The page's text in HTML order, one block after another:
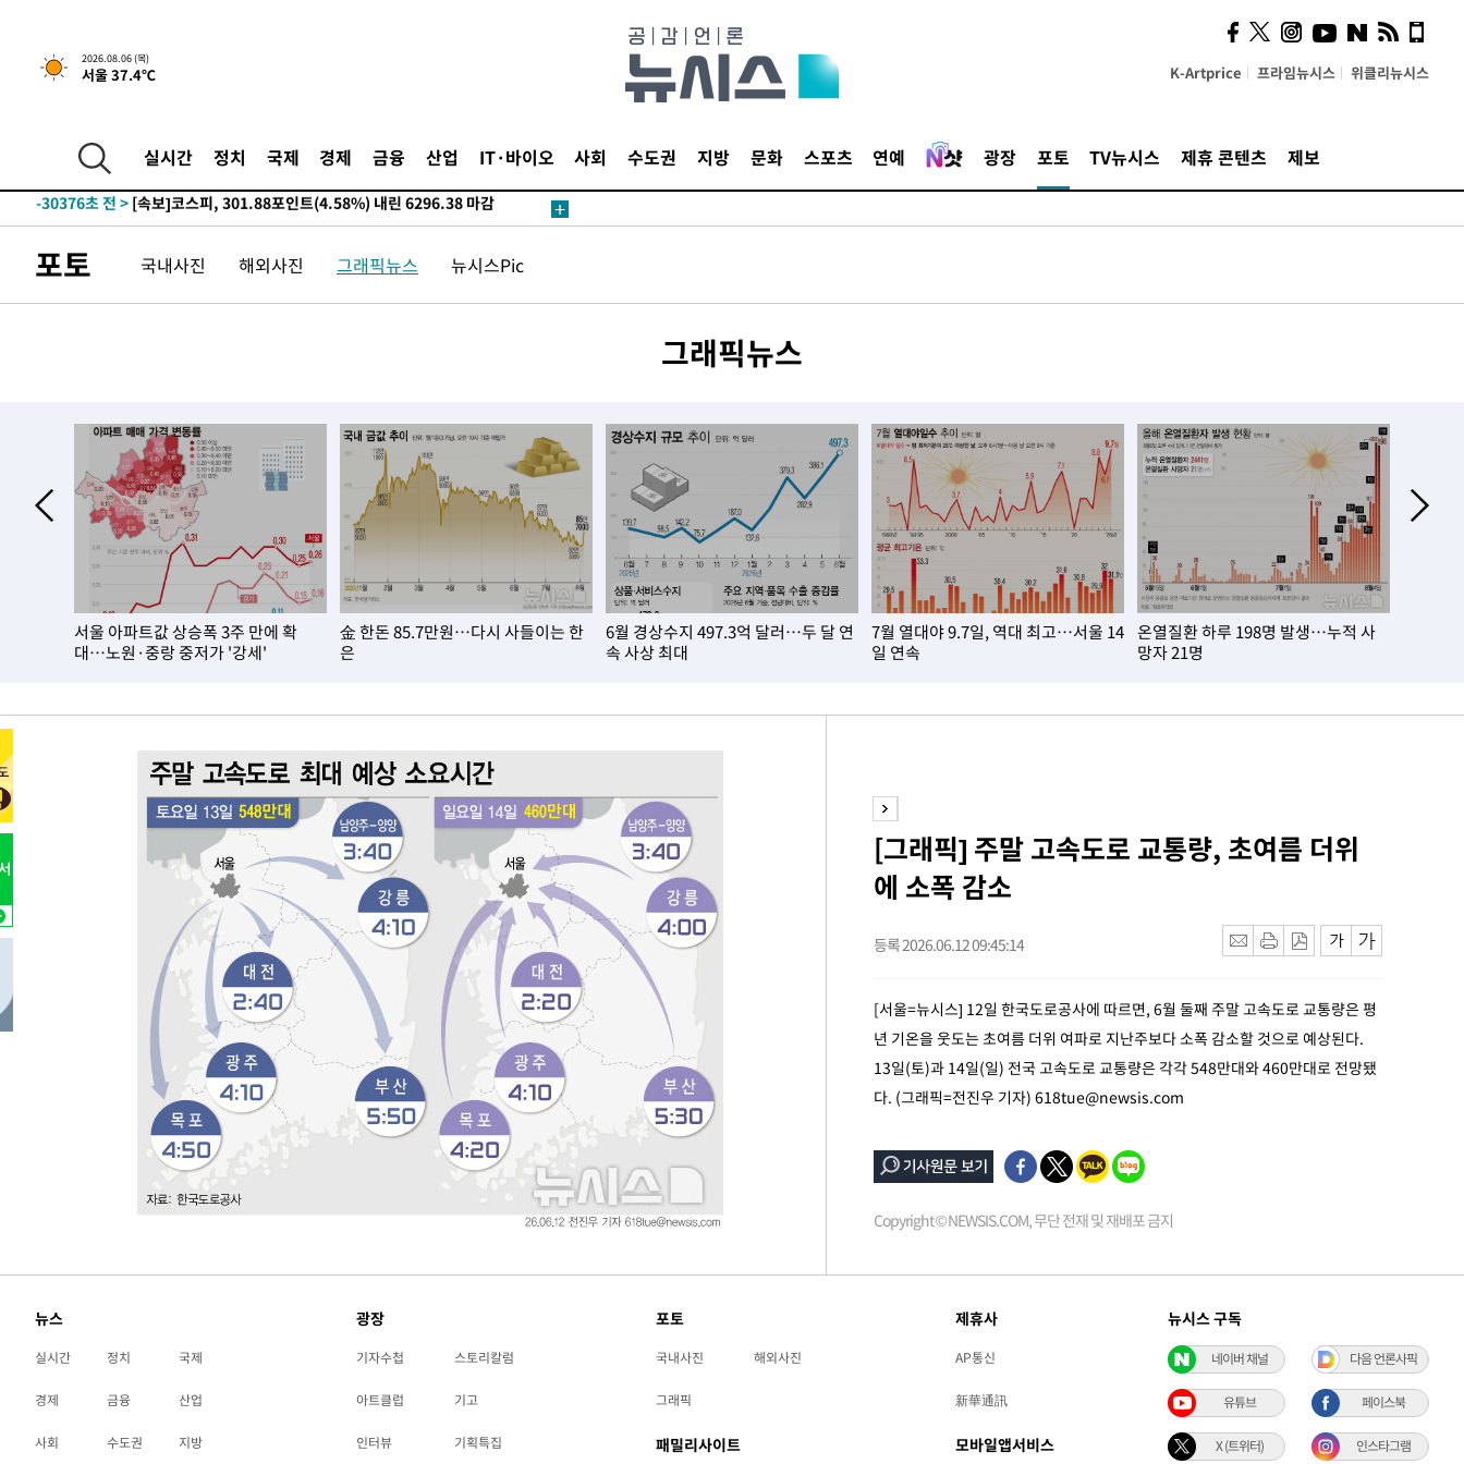
2026.08.06 (목)
서울 37.4℃ K-Artprice 프라임뉴시스 위클리뉴시스
실시간 정치 국제 경제 금융 산업 IT·바이오 사회 수도권 지방 문화 스포츠 연예 광장 포토 TV뉴시스 제휴 콘텐츠 제보
0.49%↑
-30446초 전 >
[속보]코스닥, 800p 회복…0.26% 오른 801.67 마감
-30376초 전 >
-30241초 전 > [속보]원·달러 환율, 0.7원 내린 1423.8원 마감
-24885초 전 >
손흥민, 5경기 연속골 실패…LAFC는 승부차기 끝 과달라하라 격파
-17486초 전 >내일까지 39도 '펄펄'…기상청 "태풍 지나며 폭염 잠시 꺾인다"
-12318초 전 >[속보]경찰, '홍명보 선임 논란' 대한축구협회·축구회관 등 압수수
-11705초 전 >[속보]산업장관 "美무역법 제301조 과잉생산 결과 발표 8월 중 예
-11498초 전 >[속보]코스피 매도사이드카 발동…4%대 급락
-10770초 전 >[속보]전남광주 초대 시민추천 부시장에 백승주·윤난실
-8331초 전 >서울 열대야 15일째 지속…비공식 '초열대야' 30도 넘어
-6898초 전 >
[속보]코스닥, 2.15포인트(0.27%) 내린 797.44 출발
-6881초 전 >
[속보]코스피, 119.51포인트(1.81%) 내린 6478.75 개장
-3328초 전 >6월 경상수지 497.3억 달러…두 달 연속 사상 최대
-3279초 전 >
서울 낮 39도 '폭염중대경보'…40도 관측 가능성도
[속보]코스닥, 800p 회복…0.26% 오른 801.67 마감
[속보]코스피, 301.88포인트(4.58%) 내린 6296.38 마감
[속보]원·달러 환율, 0.7원 내린 1423.8원 마감
"여기 떨어졌다"…다누리, 스페이스X 로켓 달 충돌 흔적 포착
손흥민, 5경기 연속골 실패…LAFC는 승부차기 끝 과달라하라 격파
내일까지 39도 '펄펄'…기상청 "태풍 지나며 폭염 잠시 꺾인다"
트럼프, 한국계 진보 주지사 후보 맹공…"공산주의가 최대 위협"
"美간섭에 합의 지연"…트럼프, '이란 호르무즈 통제권' 수용할까
[속보]산업장관 "李정부, 원전 반대 안해…안정 전력 위해 불가피"
[속보]경찰, '홍명보 선임 논란' 대한축구협회·축구회관 등 압수수
[속보]산업장관 "美무역법 제301조 과잉생산 결과 발표 8월 중 예
[속보]코스피 매도사이드카 발동…4%대 급락
[속보]전남광주 초대 시민추천 부시장에 백승주·윤난실
서울 열대야 15일째 지속…비공식 '초열대야' 30도 넘어
[속보]코스닥, 2.15포인트(0.27%) 내린 797.44 출발
[속보]코스피, 119.51포인트(1.81%) 내린 6478.75 개장
-3279초 전 >서울 낮 39도 '폭염중대경보'…40도 관측 가능성도
-641초 전 >
미 워싱턴주 스포캔 시의 통제불능 3개 산불, 방화선 일부 구축
0.49%↑
포토 국내사진 해외사진 그래픽뉴스 뉴시스Pic
그래픽뉴스
서울 아파트값 상승폭 3주 만에 확
대…노원·중랑 중저가 '강세'
金 한돈 85.7만원…다시 사들이는 한
은
6월 경상수지 497.3억 달러…두 달 연
속 사상 최대
7월 열대야 9.7일, 역대 최고…서울 14
일 연속
온열질환 하루 198명 발생…누적 사
망자 21명
[그래픽] 주말 고속도로 교통량, 초여름 더위
에 소폭 감소
등록 2026.06.12 09:45:14
[서울=뉴시스] 12일 한국도로공사에 따르면, 6월 둘째 주말 고속도로 교통량은 평
년 기온을 웃도는 초여름 더위 여파로 지난주보다 소폭 감소할 것으로 예상된다.
13일(토)과 14일(일) 전국 고속도로 교통량은 각각 548만대와 460만대로 전망됐
다. (그래픽=전진우 기자) 618tue@newsis.com
Copyright © NEWSIS.COM, 무단 전재 및 재배포 금지
뉴스
실시간 정치 국제
경제 금융 산업
사회 수도권 지방
광장
기자수첩 스토리칼럼
아트클럽 기고
인터뷰 기획특집
포토
국내사진 해외사진
그래픽
패밀리사이트
제휴사
AP통신
新華通訊
모바일앱서비스
뉴시스 구독
네이버 채널 다음 언론사픽
유튜브 페이스북
X (트위터) 인스타그램